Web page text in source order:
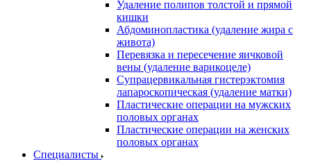
Удаление полипов толстой и прямой
кишки
Абдоминопластика (удаление жира с
живота)
Перевязка и пересечение яичковой
вены (удаление варикоцеле)
Супрацервикальная гистерэктомия
лапароскопическая (удаление матки)
Пластические операции на мужских
половых органах
Пластические операции на женских
половых органах
Специалисты